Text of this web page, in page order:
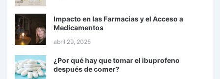
Impacto en las Farmacias y el Acceso a
Medicamentos
abril 29, 2025
¿Por qué hay que tomar el ibuprofeno
después de comer?